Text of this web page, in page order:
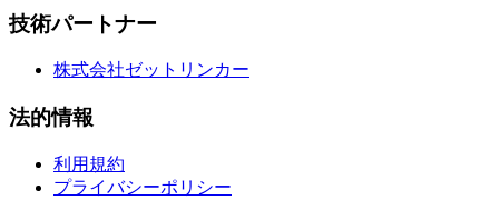
技術パートナー
株式会社ゼットリンカー
法的情報
利用規約
プライバシーポリシー